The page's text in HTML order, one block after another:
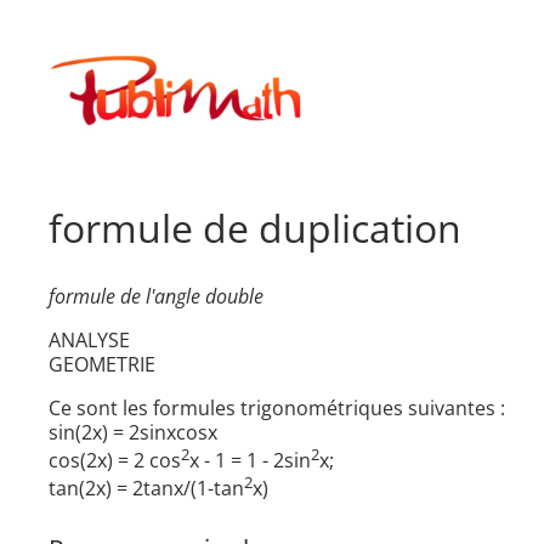
contenuPublimath
formule de duplication
formule de l'angle double
ANALYSE
GEOMETRIE
Ce sont les formules trigonométriques suivantes :
sin(2x) = 2sinxcosx
cos(2x) = 2 cos2x - 1 = 1 - 2sin2x;
tan(2x) = 2tanx/(1-tan2x)